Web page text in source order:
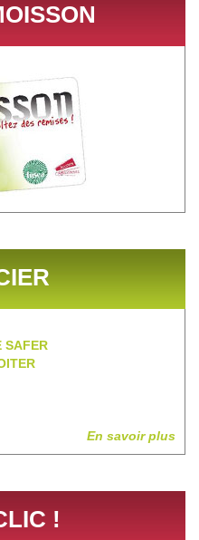
SAFER
En savoir plus
!